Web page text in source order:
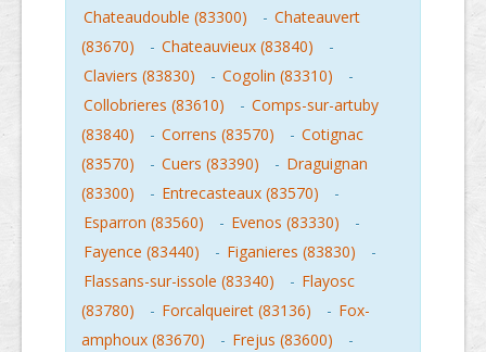
Chateaudouble (83300)
- Chateauvert
(83670)
- Chateauvieux (83840)
-
Claviers (83830)
- Cogolin (83310)
-
Collobrieres (83610)
- Comps-sur-artuby
(83840)
- Correns (83570) - Cotignac
(83570)
- Cuers (83390) - Draguignan
(83300)
- Entrecasteaux (83570)
-
Esparron (83560)
- Evenos (83330)
-
Fayence (83440)
- Figanieres (83830)
-
Flassans-sur-issole (83340)
- Flayosc
(83780)
- Forcalqueiret (83136) - Fox-
amphoux (83670)
- Frejus (83600)
-